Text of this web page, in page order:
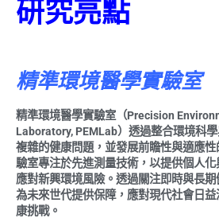
研究亮點
精準環境醫學實驗室
精準環境醫學實驗室（Precision
Laboratory, PEMLab）透過整合環境科
複雜的健康問題，並發展前瞻性與適應
驗室專注於先進測量技術，以提供個人化
應對新興環境風險。透過關注即時與長
為未來世代提供保障，應對現代社會日
康挑戰。